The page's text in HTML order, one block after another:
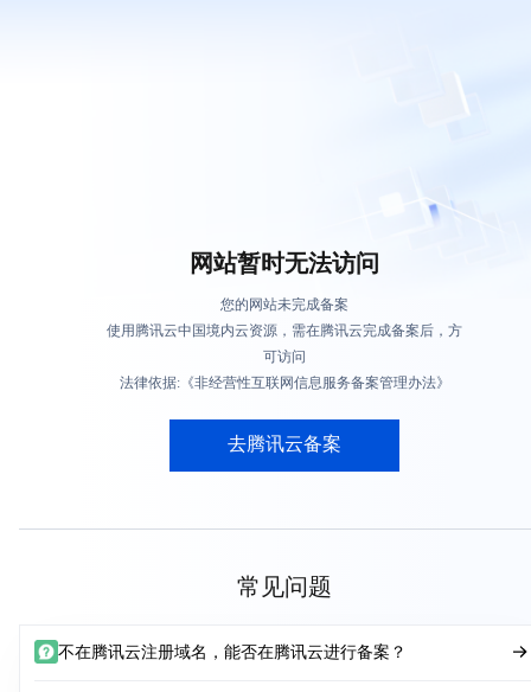
网站暂时无法访问
您的网站未完成备案
使用腾讯云中国境内云资源，需在腾讯云完成备案后，方
可访问
法律依据:《非经营性互联网信息服务备案管理办法》
去腾讯云备案
常见问题
不在腾讯云注册域名，能否在腾讯云进行备案？